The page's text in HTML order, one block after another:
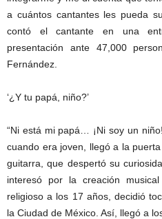
a cuántos cantantes les pueda
contó el cantante en una
presentación ante 47,000
Fernández.
‘¿Y tu papá, niño?’
“Ni está mi papá… ¡Ni soy un
cuando era joven, llegó a la
guitarra, que despertó su
interesó por la creación
religioso a los 17 años, decidió
la Ciudad de México. Así, llegó a